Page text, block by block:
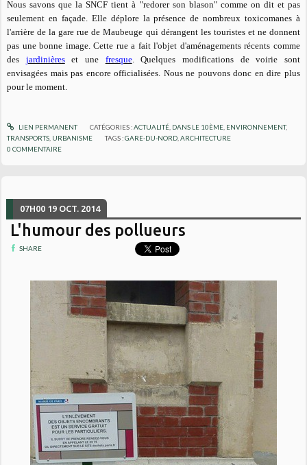
Nous savons que la SNCF tient à "redorer son blason" comme on dit et pas
seulement en façade. Elle déplore la présence de nombreux toxicomanes à
l'arrière de la gare rue de Maubeuge qui dérangent les touristes et ne donnent
pas une bonne image. Cette rue a fait l'objet d'aménagements récents comme
des jardinièreset une fresque. Quelques modifications de voirie sont
envisagées mais pas encore officialisées. Nous ne pouvons donc en dire plus
pour le moment.
LIEN PERMANENT CATÉGORIES :ACTUALITÉ, DANS LE 10ÈME, ENVIRONNEMENT,
TRANSPORTS URBANISME TAGS :GARE-DU-NORD ,ARCHITECTURE
0 COMMENTAIRE
07H00 19 OCT. 2014
L'humour des pollueurs
SHARE